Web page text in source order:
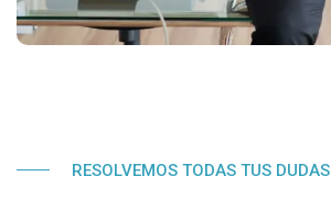
RESOLVEMOS TODAS TUS DUDAS